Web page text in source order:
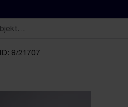
ID: 8/21707